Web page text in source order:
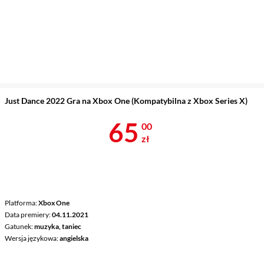
Just Dance 2022 Gra na Xbox One (Kompatybilna z Xbox Series X)
Platforma Xbox One
Data premiery 04.11.2021
Gatunek muzyka, taniec
Wersja językowa angielska
Cena 65 zł
65 00
zł